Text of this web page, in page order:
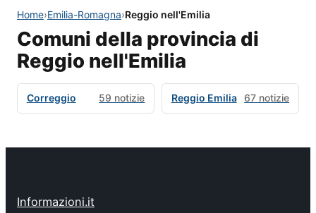
Home›Emilia-Romagna›Reggio nell'Emilia
Comuni della provincia di
Reggio nell'Emilia
Correggio 59 notizie Reggio Emilia 67 notizie
Informazioni.it